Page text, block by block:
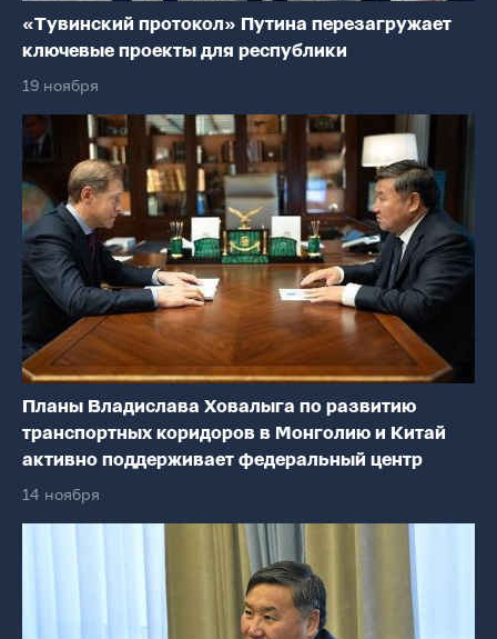
«Тувинский протокол» Путина перезагружает
ключевые проекты для республики
19 ноября
Планы Владислава Ховалыга по развитию
транспортных коридоров в Монголию и Китай
активно поддерживает федеральный центр
14 ноября